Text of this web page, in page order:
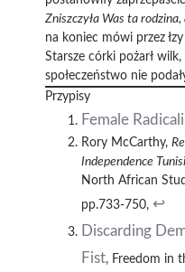
Zniszczyła Was ta
na koniec mówi przez
Starsze córki pożarł
społeczeństwo nie
Przypisy
Female
Rory McCarthy,
Independence
North African
pp.733-750, ↩︎
Discarding
Fist, Freedom in